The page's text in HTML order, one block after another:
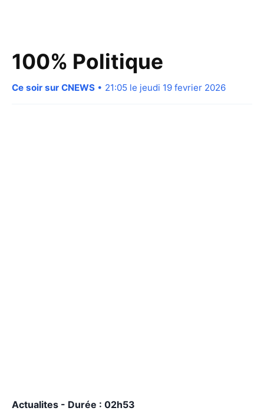
100% Politique
Ce soir sur CNEWS • 21:05 le jeudi 19 fevrier 2026
Actualites - Durée : 02h53